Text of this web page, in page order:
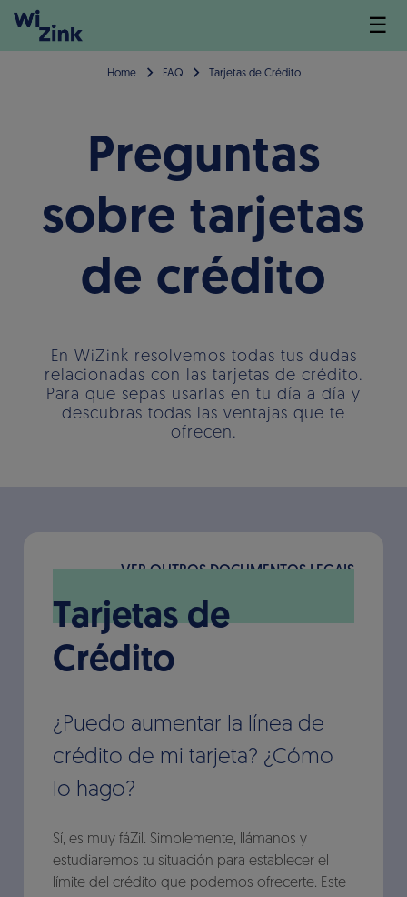
☰
Home FAQ Tarjetas de Crédito
Preguntas
sobre tarjetas
de crédito
En WiZink resolvemos todas tus dudas
relacionadas con las tarjetas de crédito.
Para que sepas usarlas en tu día a día y
descubras todas las ventajas que te
ofrecen.
VER OUTROS DOCUMENTOS LEGAIS
Tarjetas de
Crédito
¿Puedo aumentar la línea de
crédito de mi tarjeta? ¿Cómo
lo hago?
Sí, es muy fáZil. Simplemente, llámanos y
estudiaremos tu situación para establecer el
límite del crédito que podemos ofrecerte. Este